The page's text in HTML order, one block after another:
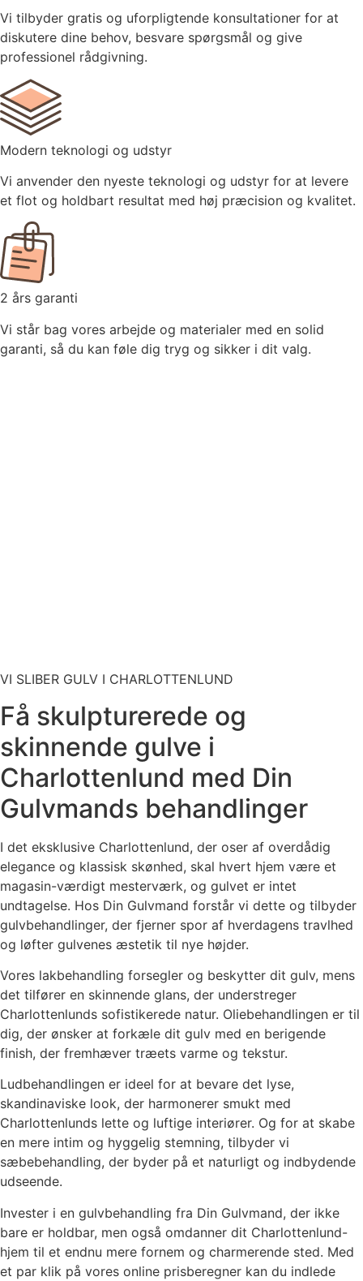
Vi tilbyder gratis og uforpligtende konsultationer for at
diskutere dine behov, besvare spørgsmål og give
professionel rådgivning.
Modern teknologi og udstyr
Vi anvender den nyeste teknologi og udstyr for at levere
et flot og holdbart resultat med høj præcision og kvalitet.
2 års garanti
Vi står bag vores arbejde og materialer med en solid
garanti, så du kan føle dig tryg og sikker i dit valg.
VI SLIBER GULV I CHARLOTTENLUND
Få skulpturerede og
skinnende gulve i
Charlottenlund med Din
Gulvmands behandlinger
I det eksklusive Charlottenlund, der oser af overdådig
elegance og klassisk skønhed, skal hvert hjem være et
magasin-værdigt mesterværk, og gulvet er intet
undtagelse. Hos Din Gulvmand forstår vi dette og tilbyder
gulvbehandlinger, der fjerner spor af hverdagens travlhed
og løfter gulvenes æstetik til nye højder.
Vores lakbehandling forsegler og beskytter dit gulv, mens
det tilfører en skinnende glans, der understreger
Charlottenlunds sofistikerede natur. Oliebehandlingen er til
dig, der ønsker at forkæle dit gulv med en berigende
finish, der fremhæver træets varme og tekstur.
Ludbehandlingen er ideel for at bevare det lyse,
skandinaviske look, der harmonerer smukt med
Charlottenlunds lette og luftige interiører. Og for at skabe
en mere intim og hyggelig stemning, tilbyder vi
sæbebehandling, der byder på et naturligt og indbydende
udseende.
Invester i en gulvbehandling fra Din Gulvmand, der ikke
bare er holdbar, men også omdanner dit Charlottenlund-
hjem til et endnu mere fornem og charmerende sted. Med
et par klik på vores online prisberegner kan du indlede